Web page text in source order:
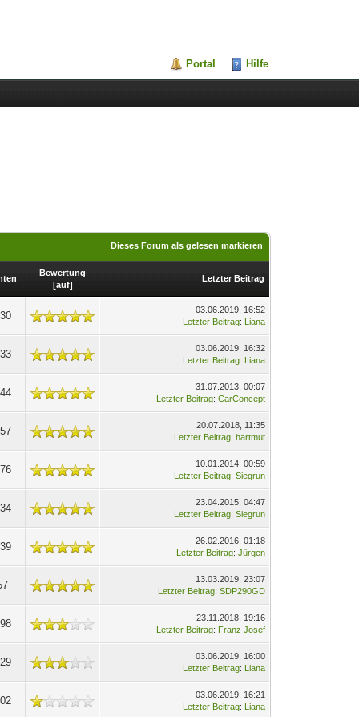
Portal Hilfe
Dieses Forum als gelesen markieren
Bewertung
[auf]
Letzter Beitrag
03.06.2019, 16:52
Letzter Beitrag: Liana
03.06.2019, 16:32
Letzter Beitrag: Liana
31.07.2013, 00:07
Letzter Beitrag:CarConcept
20.07.2018, 11:35
Letzter Beitrag:hartmut
10.01.2014, 00:59
Letzter Beitrag:Siegrun
23.04.2015, 04:47
Letzter Beitrag:Siegrun
26.02.2016, 01:18
Letzter Beitrag:Jürgen
13.03.2019, 23:07
Letzter Beitrag:SDP290GD
23.11.2018, 19:16
Letzter Beitrag: Franz Josef
03.06.2019, 16:00
Letzter Beitrag: Liana
03.06.2019, 16:21
Letzter Beitrag: Liana